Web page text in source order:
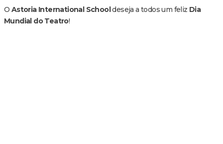
O Astoria International Schooldeseja a todos um feliz Dia
Mundial do Teatro!